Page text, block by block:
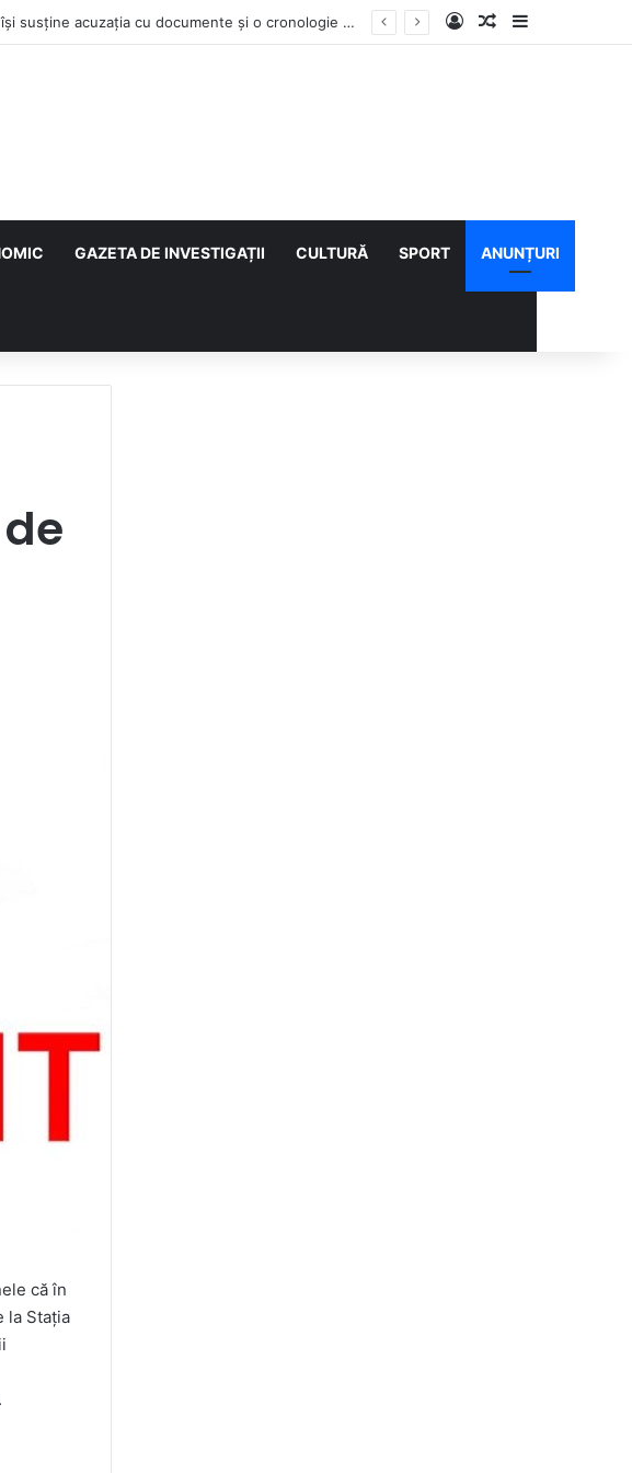
Contractul Climatic continuă prin Compania de Apă? Haritina Craița își susține acuzația cu documente și o cronologie a deciziilor Log InArticol aleatoriu
Sidebar
GAZETA DE INVESTIGAȚII CULTURĂ SPORT ANUNȚURI
că în
la Stația